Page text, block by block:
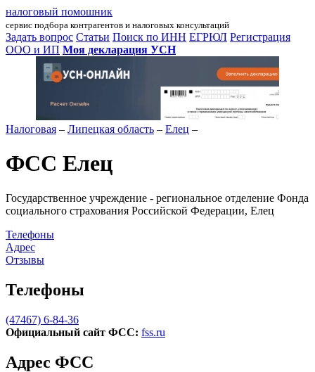
налоговый помошник
сервис подбора контрагентов и налоговых консультаций
Задать вопрос Статьи Поиск по ИНН ЕГРЮЛ Регистрация
ООО и ИП Моя декларация УСН
Налоговая – Липецкая область – Елец –
ФСС Елец
Государственное учреждение - региональное отделение Фонда
социального страхования Российской Федерации, Елец
Телефоны
Адрес
Отзывы
Телефоны
(47467) 6-84-36
Официальный сайт ФСС: fss.ru
Адрес ФСС